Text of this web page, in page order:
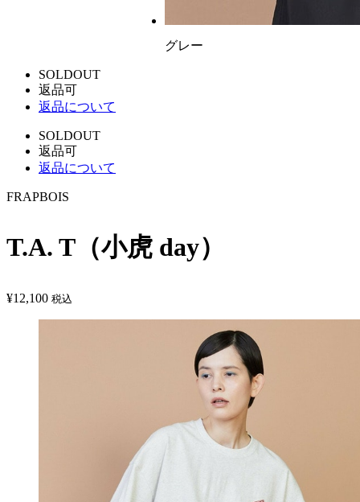
グレー
SOLDOUT
返品可
返品について
SOLDOUT
返品可
返品について
FRAPBOIS
T.A. T（小虎 day）
¥12,100 税込